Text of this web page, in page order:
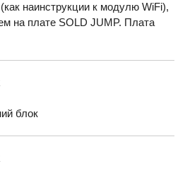
наинструкции к модулю WiFi),
на плате SOLD JUMP. Плата
блок